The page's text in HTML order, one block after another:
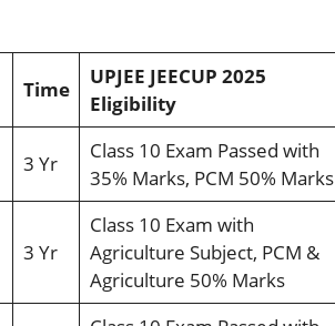
Time
UPJEE JEECUP 2025
Eligibility
3 Yr
Class 10 Exam Passed with
35% Marks, PCM 50% Marks
3 Yr
Class 10 Exam with
Agriculture Subject, PCM &
Agriculture 50% Marks